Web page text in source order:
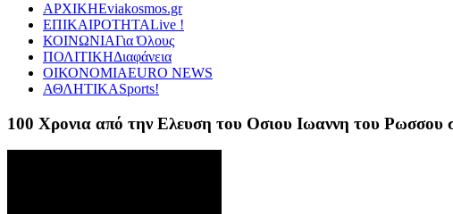
ΑΡΧΙΚΗEviakosmos.gr
ΕΠΙΚΑΙΡΟΤΗΤΑLive !
ΚΟΙΝΩΝΙΑΓια Όλους
ΠΟΛΙΤΙΚΗΔιαφάνεια
ΟΙΚΟΝΟΜΙΑEURO NEWS
ΑΘΛΗΤΙΚΑSports!
100 Χρονια από την Ελευση του Οσιου Ιωαννη του Ρωσσου